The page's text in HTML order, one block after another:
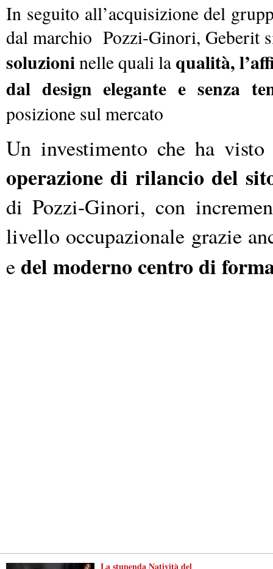
In seguito all’acquisizione del
dal marchio Pozzi-Ginori, Geberit
soluzioninelle quali la qualità,
dal design elegante e senza
posizione sul mercato
Un investimento che ha
operazione di rilancio del
di Pozzi-Ginori, con
livello occupazionale grazie
edel moderno centro di
La stupenda Natività del